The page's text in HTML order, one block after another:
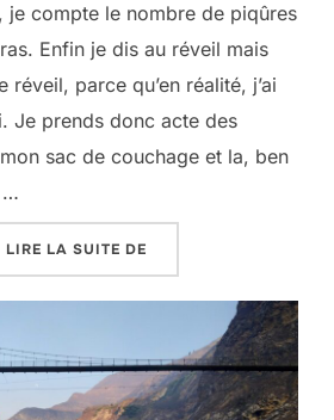
je compte le nombre de piqûres
Enfin je dis au réveil mais
réveil, parce qu’en réalité, j’ai
Je prends donc acte des
sac de couchage et la, ben
…
LIRE LA SUITE DE